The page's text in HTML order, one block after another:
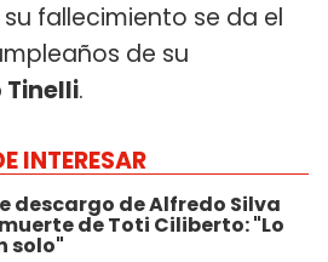
fallecimiento se da el
de su
Tinelli.
INTERESAR
descargo de Alfredo Silva
de Toti Ciliberto: "Lo
solo"